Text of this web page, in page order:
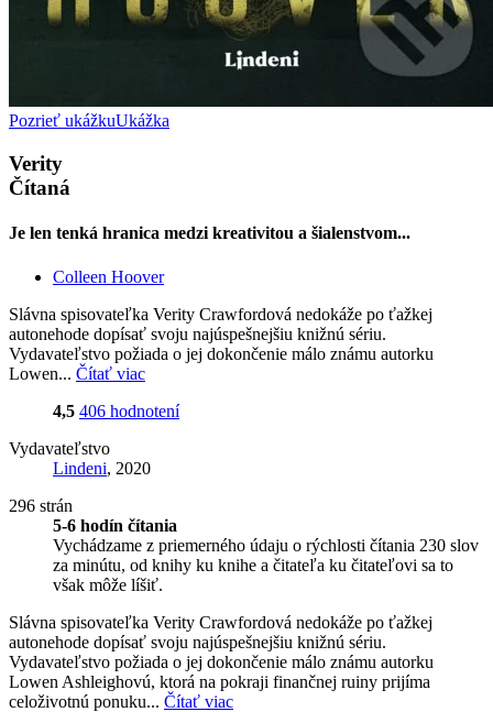
Pozrieť ukážkuUkážka
Verity
Čítaná
Je len tenká hranica medzi kreativitou a šialenstvom...
Colleen Hoover
Slávna spisovateľka Verity Crawfordová nedokáže po ťažkej
autonehode dopísať svoju najúspešnejšiu knižnú sériu.
Vydavateľstvo požiada o jej dokončenie málo známu autorku
Lowen... Čítať viac
4,5 406 hodnotení
Vydavateľstvo
Lindeni, 2020
296 strán
5-6 hodín čítania
Vychádzame z priemerného údaju o rýchlosti čítania 230 slov
za minútu, od knihy ku knihe a čitateľa ku čitateľovi sa to
však môže líšiť.
Slávna spisovateľka Verity Crawfordová nedokáže po ťažkej
autonehode dopísať svoju najúspešnejšiu knižnú sériu.
Vydavateľstvo požiada o jej dokončenie málo známu autorku
Lowen Ashleighovú, ktorá na pokraji finančnej ruiny prijíma
celoživotnú ponuku... Čítať viac